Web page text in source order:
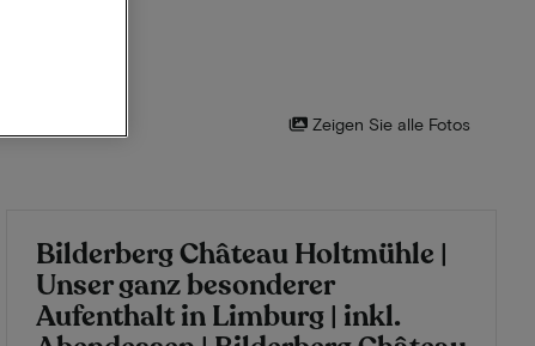
Zeigen Sie alle Fotos
Bilderberg Château Holtmühle |
Unser ganz besonderer
Aufenthalt in Limburg | inkl.